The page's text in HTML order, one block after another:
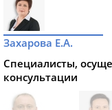
Захарова Е.А.
Специалисты,
консультации